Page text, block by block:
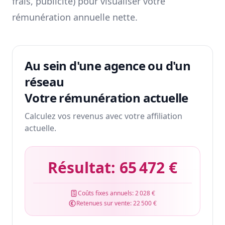
rémunération annuelle nette.
Au sein d'une agence ou d'un
réseau
Votre rémunération actuelle
Calculez vos revenus avec votre affiliation
actuelle.
Résultat: 65 472 €
Coûts fixes annuels:2 028 €
Retenues sur vente:22 500 €